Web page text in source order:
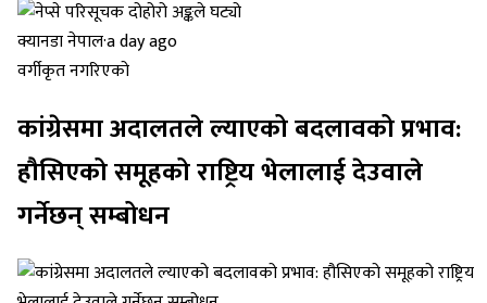
क्यानडा नेपाल·a day ago
वर्गीकृत नगरिएको
कांग्रेसमा अदालतले ल्याएको बदलावको प्रभाव:
हौसिएको समूहको राष्ट्रिय भेलालाई देउवाले
गर्नेछन् सम्बोधन